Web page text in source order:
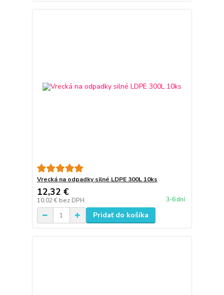
Vrecká na odpadky silné LDPE 300L 10ks
12,32 €
10,02 € bez DPH 3-6 dní
Pridať do košíka